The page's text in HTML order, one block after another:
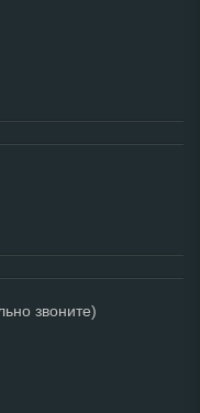
звоните)